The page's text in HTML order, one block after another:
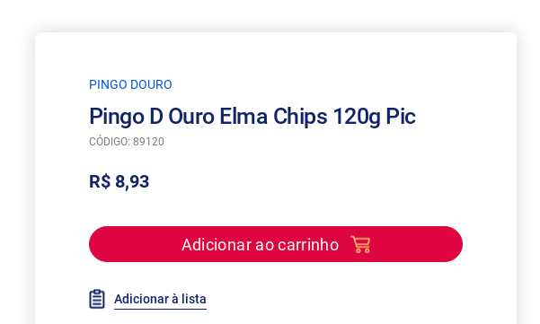
PINGO DOURO
Pingo D Ouro Elma Chips 120g Pic
CÓDIGO: 89120
R$ 8,93
Adicionar ao carrinho
Adicionar à lista